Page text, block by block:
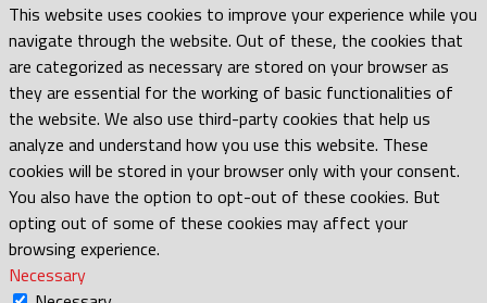
This website uses cookies to improve your experience while you
navigate through the website. Out of these, the cookies that
are categorized as necessary are stored on your browser as
they are essential for the working of basic functionalities of
the website. We also use third-party cookies that help us
analyze and understand how you use this website. These
cookies will be stored in your browser only with your consent.
You also have the option to opt-out of these cookies. But
opting out of some of these cookies may affect your
browsing experience.
Necessary